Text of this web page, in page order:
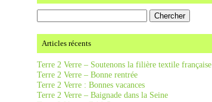
Articles récents
Terre 2 Verre – Soutenons la filière textile française
Terre 2 Verre – Bonne rentrée
Terre 2 Verre : Bonnes vacances
Terre 2 Verre – Baignade dans la Seine